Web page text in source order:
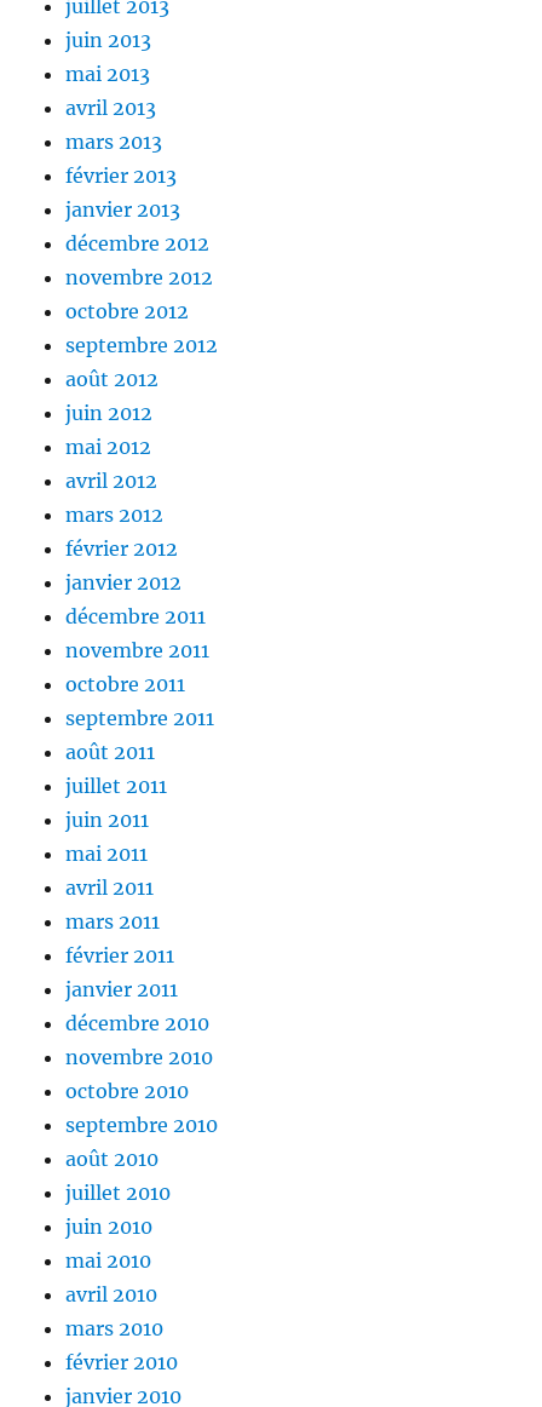
juillet 2013
juin 2013
mai 2013
avril 2013
mars 2013
février 2013
janvier 2013
décembre 2012
novembre 2012
octobre 2012
septembre 2012
août 2012
juin 2012
mai 2012
avril 2012
mars 2012
février 2012
janvier 2012
décembre 2011
novembre 2011
octobre 2011
septembre 2011
août 2011
juillet 2011
juin 2011
mai 2011
avril 2011
mars 2011
février 2011
janvier 2011
décembre 2010
novembre 2010
octobre 2010
septembre 2010
août 2010
juillet 2010
juin 2010
mai 2010
avril 2010
mars 2010
février 2010
janvier 2010